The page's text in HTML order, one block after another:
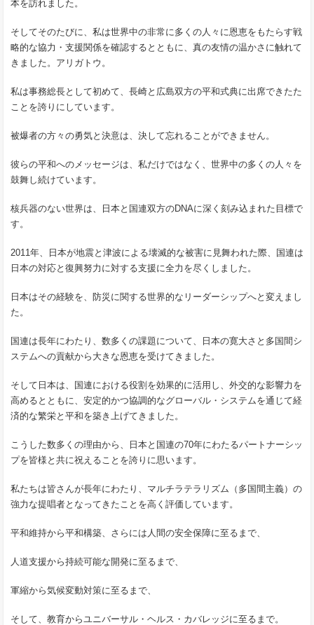
本を訪れました。
そしてそのたびに、私は世界中の非常に多くの人々に恩恵をもたらす戦
略的な協力・支援関係を確認するとともに、真の友情の温かさに触れて
きました。アリガトウ。
私は事務総長として初めて、長崎と広島双方の平和式典に出席できたた
ことを誇りにしています。
被爆者の方々の勇気と決意は、決して忘れることができません。
彼らの平和へのメッセージは、私だけではなく、世界中の多くの人々を
鼓舞し続けています。
核兵器のない世界は、日本と国連双方のDNAに深く刻み込まれた目標で
す。
2011年、日本が地震と津波による壊滅的な被害に見舞われた際、国連は
日本の対応と復興努力に対する支援に全力を尽くしました。
日本はその経験を、防災に関する世界的なリーダーシップへと変えまし
た。
国連は長年にわたり、数多くの課題について、日本の寛大さと多国間シ
ステムへの貢献から大きな恩恵を受けてきました。
そして日本は、国連における役割を効果的に活用し、外交的な影響力を
高めるとともに、安定的かつ協調的なグローバル・システムを通じて経
済的な繁栄と平和を築き上げてきました。
こうした数多くの理由から、日本と国連の70年にわたるパートナーシッ
プを皆様と共に祝えることを誇りに思います。
私たちは皆さんが長年にわたり、マルチラテラリズム（多国間主義）の
強力な提唱者となってきたことを高く評価しています。
平和維持から平和構築、さらには人間の安全保障に至るまで、
人道支援から持続可能な開発に至るまで、
軍縮から気候変動対策に至るまで、
そして、教育からユニバーサル・ヘルス・カバレッジに至るまで。